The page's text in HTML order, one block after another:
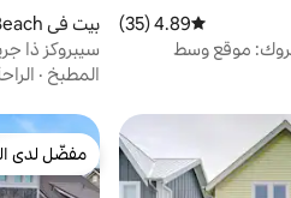
متوسط التقييم 4.89 من 5، 35 مراجعات
4.89 (35)
موقع وسط
بيت في Pacific Beach
سيبروكز ذا
ساخن!
المطبخ ·
مفضّل لدى
مفضّل لدى